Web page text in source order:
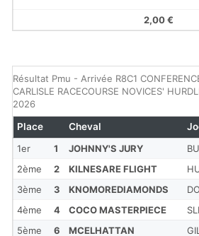
2,00 €
Résultat Pmu - Arrivée R8C1
CARLISLE RACECOURSE NOVICES'
2026
1er 1 JOHNNY'S JURY
2ème
2 KILNESARE FLIGHT
3ème
3 KNOMOREDIAMONDS
4ème
4 COCO MASTERPIECE
5ème
6 MCELHATTAN
Place Cheval